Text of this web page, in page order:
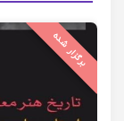
برگزار شده